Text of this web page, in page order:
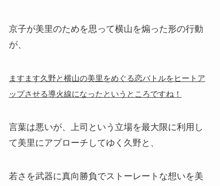
京子が美里のためを思って横山を煽った形の行動
が、
ますます久野と横山の美里をめぐる恋バトルをヒートア
ップさせる導火線になったというところですね！
言葉は悪いが、上司という立場を最大限に利用し
て美里にアプローチしてゆく久野と、
若さを武器に真向勝負でストーレートな想いを美